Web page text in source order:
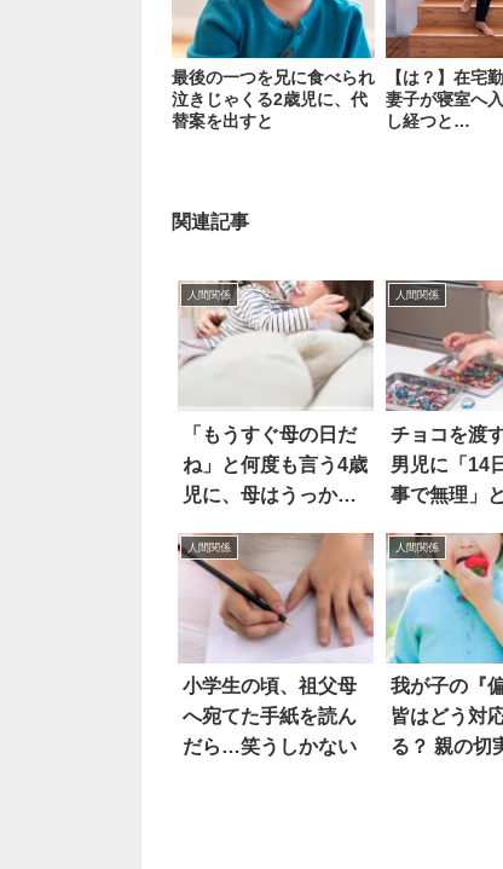
最後の一つを兄に食べられ
泣きじゃくる2歳児に、代
替案を出すと
【は？】在宅
妻子が寝室へ
し経つと…
関連記事
人間関係
「もうすぐ母の日だ
ね」と何度も言う4歳
児に、母はうっか
人間関係
チョコを渡
男児に「14
事で無理」
人間関係
小学生の頃、祖父母
へ宛てた手紙を読ん
だら…笑うしかない
人間関係
我が子の『
皆はどう対
る？ 親の切